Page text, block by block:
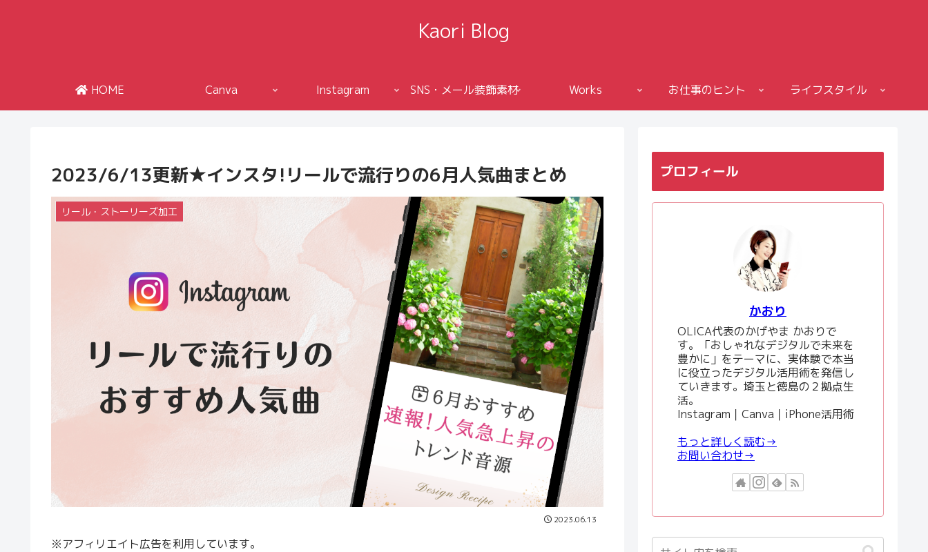
Kaori Blog
HOME Canva Instagram SNS・メール装飾素材 Works お仕事のヒント ライフスタイル
2023/6/13更新★インスタ!リールで流行りの6月人気曲まとめ
リール・ストーリーズ加工
2023.06.13
※アフィリエイト広告を利用しています。
プロフィール
かおり
OLICA代表のかげやま かおりで
す。「おしゃれなデジタルで未来を
豊かに」をテーマに、実体験で本当
に役立ったデジタル活用術を発信し
ていきます。埼玉と徳島の２拠点生
活。
Instagram｜Canva｜iPhone活用術
もっと詳しく読む→
お問い合わせ→